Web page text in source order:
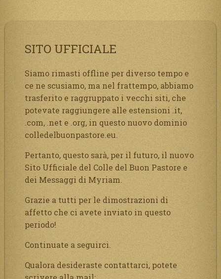
SITO UFFICIALE
Siamo rimasti offline per diverso tempo e
ce ne scusiamo, ma nel frattempo, abbiamo
trasferito e raggruppato i vecchi siti, che
potevate raggiungere alle estensioni .it,
.com, .net e .org, in questo nuovo dominio
colledelbuonpastore.eu.
Pertanto, questo sarà, per il futuro, il nuovo
Sito Ufficiale del Colle del Buon Pastore e
dei Messaggi di Myriam.
Grazie a tutti per le dimostrazioni di
affetto che ci avete inviato in questo
periodo!
Continuate a seguirci.
Qualora desideraste contattarci, potete